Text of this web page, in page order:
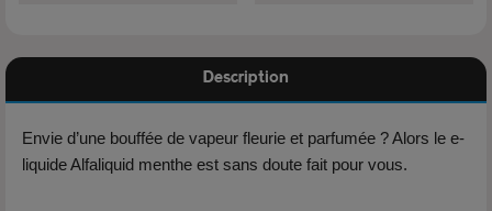
Description
Envie d’une bouffée de vapeur fleurie et parfumée ? Alors le e-
liquide Alfaliquid menthe est sans doute fait pour vous.